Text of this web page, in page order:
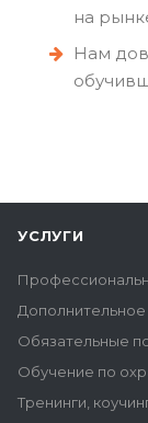
на
Нам
УСЛУГИ
Обязательные
Обучение по
Тренинги,